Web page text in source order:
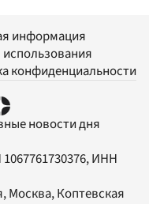
информация
конфиденциальности
новости дня
ИНН
Москва, Коптевская